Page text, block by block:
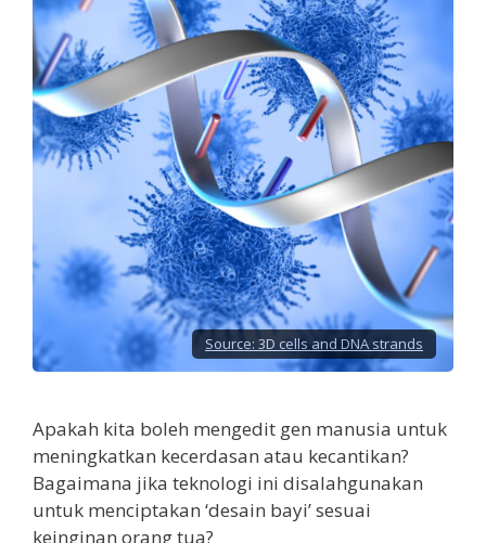
Source: 3D cells and DNA strands
Apakah kita boleh mengedit gen manusia untuk
meningkatkan kecerdasan atau kecantikan?
Bagaimana jika teknologi ini disalahgunakan
untuk menciptakan ‘desain bayi’ sesuai
keinginan orang tua?